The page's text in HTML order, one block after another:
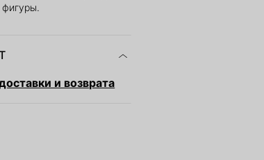
фигуры.
и возврата